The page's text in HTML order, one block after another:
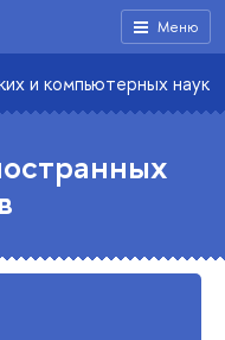
Меню
и компьютерных наук